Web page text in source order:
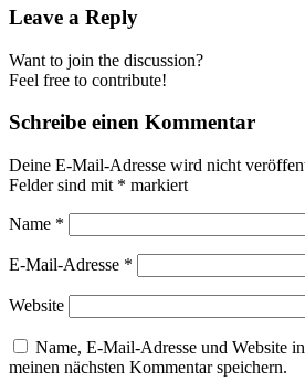
Leave a Reply
Want to join the discussion?
Feel free to contribute!
Schreibe einen Kommentar
Deine E-Mail-Adresse wird nicht
Felder sind mit * markiert
Name *
E-Mail-Adresse *
Website
Name, E-Mail-Adresse und Website
meinen nächsten Kommentar speichern.